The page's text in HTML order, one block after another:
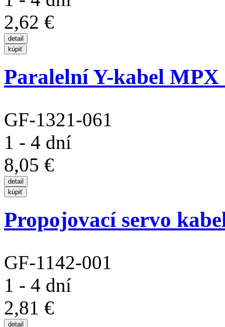
2,62 €
Paralelní Y-kabel MPX
GF-1321-061
1 - 4 dní
8,05 €
Propojovací servo
GF-1142-001
1 - 4 dní
2,81 €